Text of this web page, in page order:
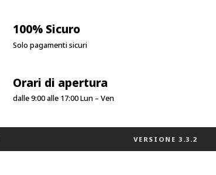
100% Sicuro
Solo pagamenti sicuri
Orari di apertura
dalle 9:00 alle 17:00 Lun – Ven
VERSIONE 3.3.2